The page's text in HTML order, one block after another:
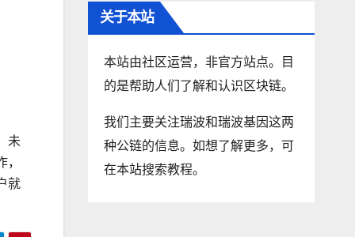
未
就
关于本站
本站由社区运营，非官方站点。目
的是帮助人们了解和认识区块链。
我们主要关注瑞波和瑞波基因这两
种公链的信息。如想了解更多，可
在本站搜索教程。